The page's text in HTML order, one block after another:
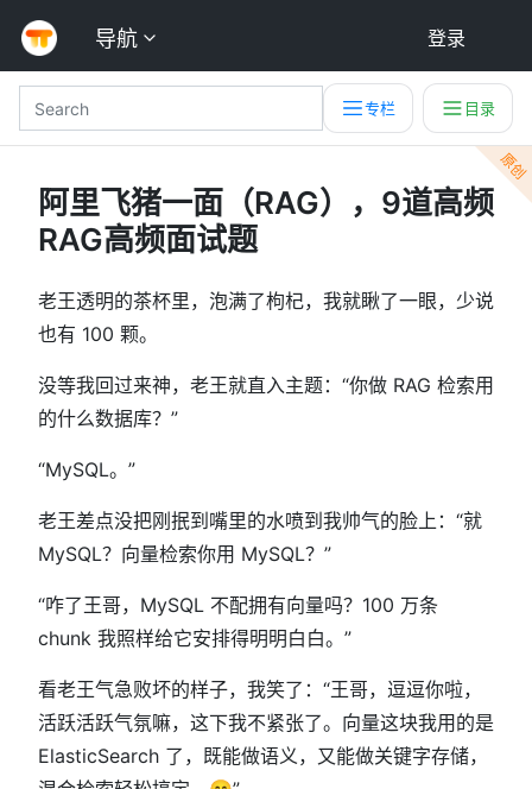
导航 登录
专栏 目录
原创
阿里飞猪一面（RAG），9道高频
RAG高频面试题
老王透明的茶杯里，泡满了枸杞，我就瞅了一眼，少说
也有 100 颗。
没等我回过来神，老王就直入主题：“你做 RAG 检索用
的什么数据库？”
“MySQL。”
老王差点没把刚抿到嘴里的水喷到我帅气的脸上：“就
MySQL？向量检索你用 MySQL？”
“咋了王哥，MySQL 不配拥有向量吗？100 万条
chunk 我照样给它安排得明明白白。”
看老王气急败坏的样子，我笑了：“王哥，逗逗你啦，
活跃活跃气氛嘛，这下我不紧张了。向量这块我用的是
ElasticSearch 了，既能做语义，又能做关键字存储，